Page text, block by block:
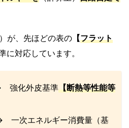
が、先ほどの表の 【フラット
に対応しています。
化外皮基準【断熱等性能等
次エネルギー消費量（基